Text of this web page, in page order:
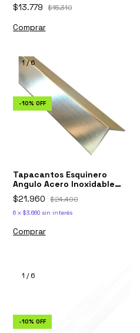
$13.779 $15.310
1/6
-10% OFF
Tapacantos Esquinero
Angulo Acero Inoxidable
Brillante 2,1x2,1 Cm X 2,5m
brill
$21.960 $24.400
6 x $3.660 sin interés
Comprar
1 /6
-10% OFF